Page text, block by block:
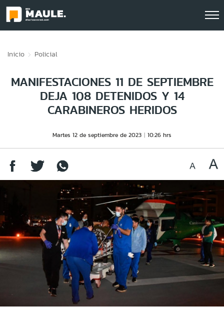
Inicio Policial
MANIFESTACIONES 11 DE SEPTIEMBRE
DEJA 108 DETENIDOS Y 14
CARABINEROS HERIDOS
Martes 12 de septiembre de 2023 10:26 hrs